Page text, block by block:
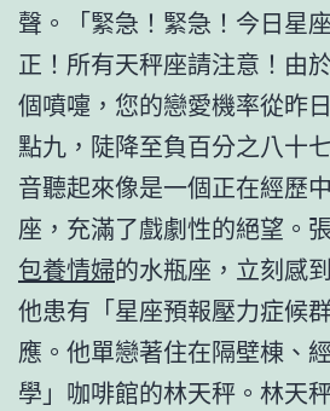
聲。「緊急！緊急！今日星
正！所有天秤座請注意！由
個噴嚏，您的戀愛機率從昨
點九，陡降至負百分之八十
音聽起來像是一個正在經歷
座，充滿了戲劇性的絕望。
包養情婦的水瓶座，立刻感
他患有「星座預報壓力症候
應。他單戀著住在隔壁棟、
學」咖啡館的林天秤。林天